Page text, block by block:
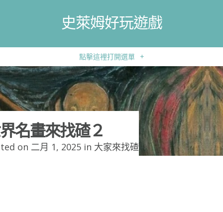
史萊姆好玩遊戲
點擊這裡打開選單 +
名畫來找碴２
on 二月 1, 2025 in 大家來找碴